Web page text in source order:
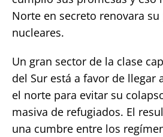
Norte en secreto renovara
nucleares.
Un gran sector de la clase
del Sur está a favor de llegar
el norte para evitar su
masiva de refugiados. El
una cumbre entre los